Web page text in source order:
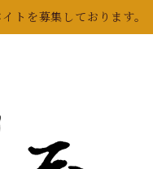
トを募集しております。